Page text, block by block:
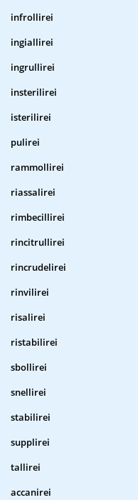
infrollirei
ingiallirei
ingrullirei
insterilirei
isterilirei
pulirei
rammollirei
riassalirei
rimbecillirei
rincitrullirei
rincrudelirei
rinvilirei
risalirei
ristabilirei
sbollirei
snellirei
stabilirei
supplirei
tallirei
accanirei